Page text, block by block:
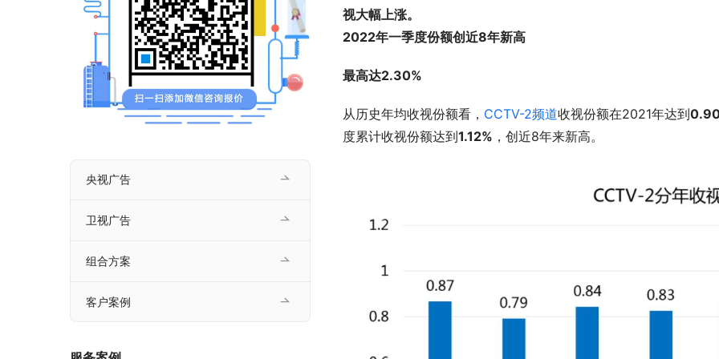
视大幅上涨。
2022年一季度份额创近8年新高
最高达2.30%
从历史年均收视份额看， CCTV-2频道收视份额在2021年达到
度累计收视份额达到1.12% ，创近8年来新高。
央视广告
卫视广告
组合方案
客户案例